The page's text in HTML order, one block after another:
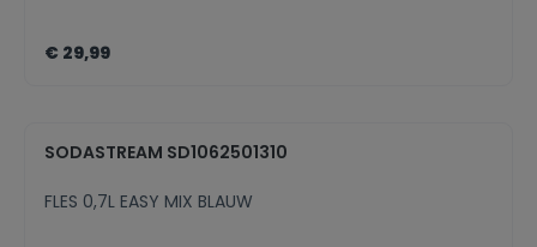
€ 29,99
SODASTREAM SD1062501310
FLES 0,7L EASY MIX BLAUW